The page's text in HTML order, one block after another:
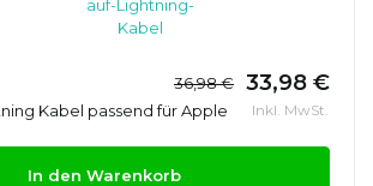
auf-Lightning-
Kabel
36,98 € 33,98 €
Kabel passend für Apple Inkl. MwSt.
In den Warenkorb